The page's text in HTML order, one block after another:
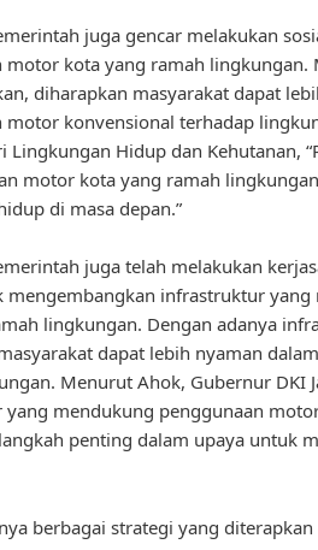
juga gencar melakukan
motor kota yang ramah lingkungan.
diharapkan masyarakat dapat
motor konvensional terhadap
Lingkungan Hidup dan Kehutanan,
motor kota yang ramah
di masa depan.”
juga telah melakukan
mengembangkan infrastruktur
lingkungan. Dengan adanya
dapat lebih nyaman
Menurut Ahok, Gubernur DKI
mendukung penggunaan
penting dalam upaya untuk
berbagai strategi yang